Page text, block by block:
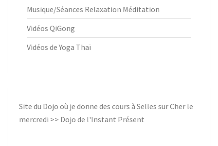
Musique/Séances Relaxation Méditation
Vidéos QiGong
Vidéos de Yoga Thaï
Site du Dojo où je donne des cours à Selles sur Cher le
mercredi >> Dojo de l'Instant Présent